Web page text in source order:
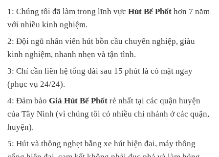
1: Chúng tôi đã làm trong lĩnh vực Hút Bể Phốt hơn 7 năm
với nhiều kinh nghiệm.
2: Đội ngũ nhân viên hút bồn cầu chuyên nghiệp, giàu
kinh nghiệm, nhanh nhẹn và tận tình.
3: Chỉ cần liên hệ tổng đài sau 15 phút là có mặt ngay
(phục vụ 24/24).
4: Đảm bảo Giá Hút Bể Phốt rẻ nhất tại các quận huyện
của Tây Ninh (vì chúng tôi có nhiều chi nhánh ở các quận,
huyện).
5: Hút và thông nghẹt bằng xe hút hiện đai, máy thông